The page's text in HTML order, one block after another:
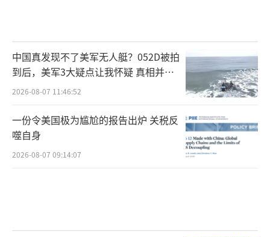
中国真发现不了美军无人艇？052D被拍
到后，美军3大疑点让我怀疑 真相并非
如此
2026-08-07 11:46:52
一份令美国极为尴尬的报告出炉 关税反
噬自身
2026-08-07 09:14:07